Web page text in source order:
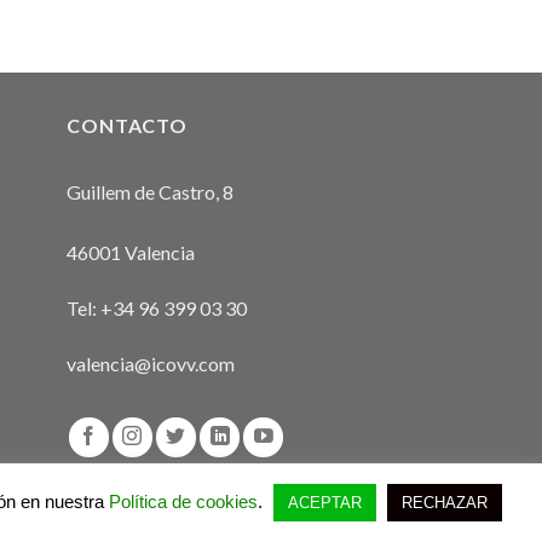
CONTACTO
Guillem de Castro, 8
46001 Valencia
Tel: +34 96 399 03 30
valencia@icovv.com
en nuestra Política de cookies. ACEPTAR RECHAZAR